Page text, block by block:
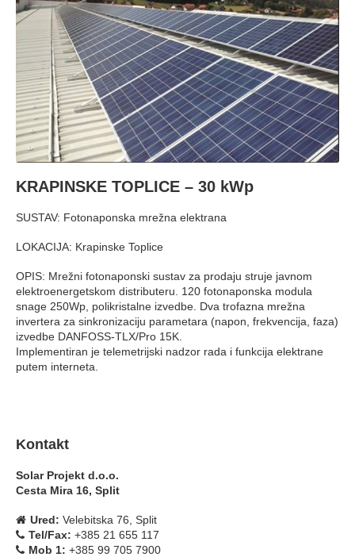
KRAPINSKE TOPLICE – 30 kWp
SUSTAV: Fotonaponska mrežna elektrana
LOKACIJA: Krapinske Toplice
OPIS: Mrežni fotonaponski sustav za prodaju struje javnom
elektroenergetskom distributeru. 120 fotonaponska modula
snage 250Wp, polikristalne izvedbe. Dva trofazna mrežna
invertera za sinkronizaciju parametara (napon, frekvencija, faza)
izvedbe DANFOSS-TLX/Pro 15K.
Implementiran je telemetrijski nadzor rada i funkcija elektrane
putem interneta.
Kontakt
Solar Projekt d.o.o.
Cesta Mira 16, Split
Ured: Velebitska 76, Split
Tel/Fax: +385 21 655 117
Mob 1: +385 99 705 7900